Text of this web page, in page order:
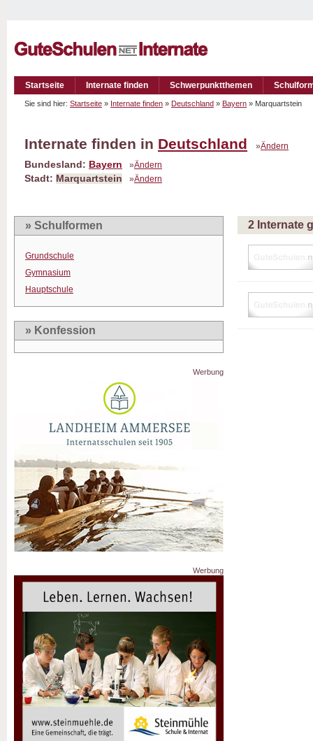
Startseite Internate finden Schwerpunktthemen
Sie sind hier: Startseite » Internate finden » Deutschland » Bayern » Marquartstein
Internate finden in Deutschland »Ändern
Bundesland: Bayern »Ändern
Stadt: Marquartstein »Ändern
» Schulformen
Grundschule
Gymnasium
Hauptschule
» Konfession
Werbung
Werbung
2 Internate